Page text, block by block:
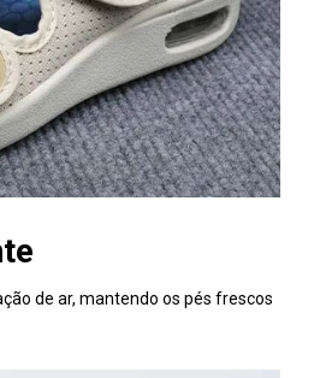
de ar, mantendo os pés frescos